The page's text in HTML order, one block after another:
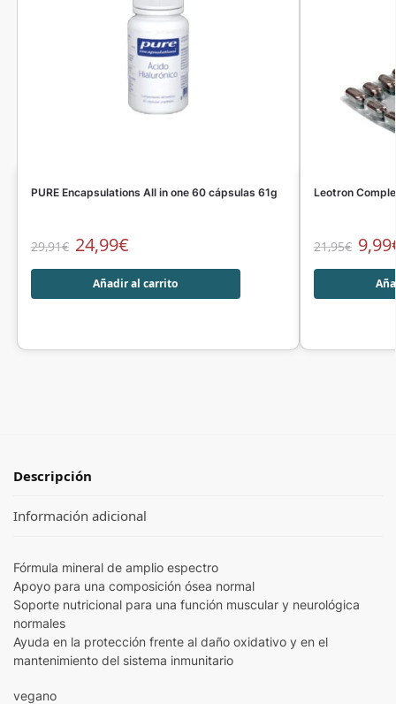
PURE Encapsulations All in one 60 cápsulas 61g
29,91€ 24,99€
Añadir al carrito
Leotron
21,95€ 9,99
Descripción
Información adicional
Fórmula mineral de amplio espectro
Apoyo para una composición ósea normal
Soporte nutricional para una función muscular y neurológica
normales
Ayuda en la protección frente al daño oxidativo y en el
mantenimiento del sistema inmunitario
vegano